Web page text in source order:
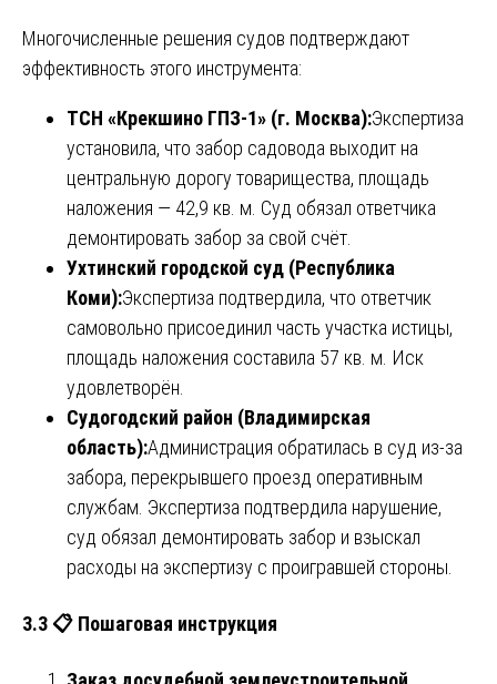
Многочисленные решения судов подтверждают
эффективность этого инструмента:
ТСН «Крекшино ГПЗ-1» (г. Москва):Экспертиза
установила, что забор садовода выходит на
центральную дорогу товарищества, площадь
наложения — 42,9 кв. м. Суд обязал ответчика
демонтировать забор за свой счёт.
Ухтинский городской суд (Республика
Коми):Экспертиза подтвердила, что ответчик
самовольно присоединил часть участка истицы,
площадь наложения составила 57 кв. м. Иск
удовлетворён.
Судогодский район (Владимирская
область):Администрация обратилась в суд из-за
забора, перекрывшего проезд оперативным
службам. Экспертиза подтвердила нарушение,
суд обязал демонтировать забор и взыскал
расходы на экспертизу с проигравшей стороны.
3.3 📋 Пошаговая инструкция